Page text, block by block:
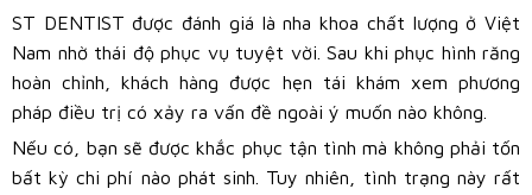
ST DENTIST được đánh giá là nha khoa chất lượng ở Việt
Nam nhờ thái độ phục vụ tuyệt vời. Sau khi phục hình răng
hoàn chỉnh, khách hàng được hẹn tái khám xem phương
pháp điều trị có xảy ra vấn đề ngoài ý muốn nào không.
Nếu có, bạn sẽ được khắc phục tận tình mà không phải tốn
bất kỳ chi phí nào phát sinh. Tuy nhiên, tình trạng này rất